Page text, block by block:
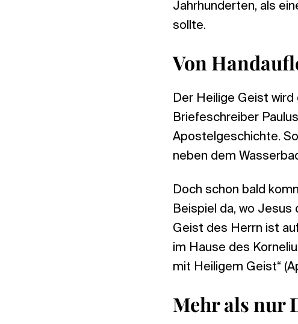
Jahrhunderten, als
sollte.
Von
Der Heilige Geist
Briefeschreiber
Apostelgeschichte.
neben dem
Doch schon bald
Beispiel da, wo
Geist des Herrn ist
im Hause des
mit Heiligem Geist“
Mehr als nur